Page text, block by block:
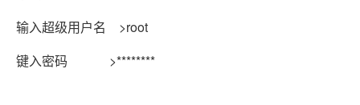
输入超级用户名 >root
键入密码 >********